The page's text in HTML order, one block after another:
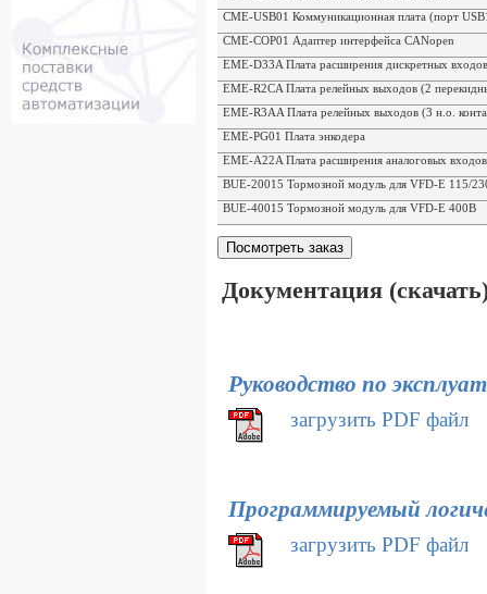
CME-USB01 Коммуникационная плата (порт
CME-COP01 Адаптер интерфейса CANopen
EME-D33A Плата расширения дискретных
EME-R2CA Плата релейных выходов (2
EME-R3AA Плата релейных выходов (3 н.о.
EME-PG01 Плата энкодера
EME-A22A Плата расширения аналоговых
BUE-20015 Тормозной модуль для VFD-E 115/
BUE-40015 Тормозной модуль для VFD-E 400В
Документация
Руководство по
загрузить PDF файл
Программируемый
загрузить PDF файл